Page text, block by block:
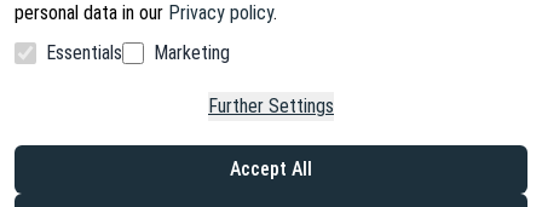
personal data in our Privacy policy.
Essentials
Marketing
Further Settings
Accept All
Facebook Instagram
*² Savings compared to the manufacturer's suggested retail price